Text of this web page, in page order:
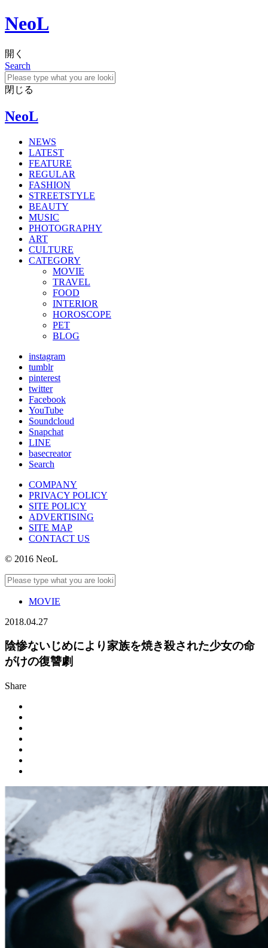
NeoL
開く
Search
閉じる
NeoL
NEWS
LATEST
FEATURE
REGULAR
FASHION
STREETSTYLE
BEAUTY
MUSIC
PHOTOGRAPHY
ART
CULTURE
CATEGORY
MOVIE
TRAVEL
FOOD
INTERIOR
HOROSCOPE
PET
BLOG
instagram
tumblr
pinterest
twitter
Facebook
YouTube
Soundcloud
Snapchat
LINE
basecreator
Search
COMPANY
PRIVACY POLICY
SITE POLICY
ADVERTISING
SITE MAP
CONTACT US
© 2016 NeoL
MOVIE
2018.04.27
陰惨ないじめにより家族を焼き殺された少女の命
がけの復讐劇
Share